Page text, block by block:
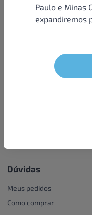
Paulo e Minas
expandiremos
Sobre nós
Condições e termos
Seja um parceiro
LGPD - Solicitação dos
Dúvidas
Meus pedidos
Como comprar